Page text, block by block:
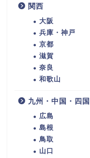
関西
大阪
兵庫・神戸
京都
滋賀
奈良
和歌山
九州・中国・四国
広島
島根
鳥取
山口